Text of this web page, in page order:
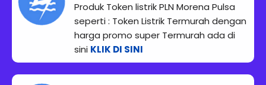
Produk Token listrik PLN Morena Pulsa
seperti : Token Listrik Termurah dengan
harga promo super Termurah ada di
sini KLIK DI SINI